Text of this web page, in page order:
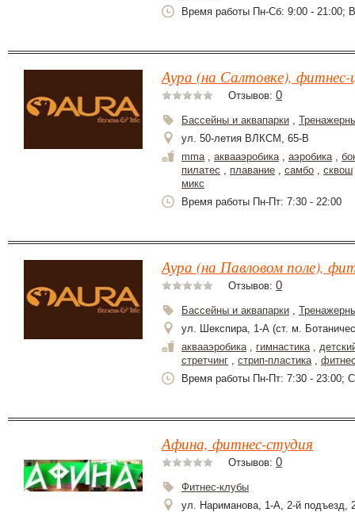
Время работы Пн-Сб: 9:00 - 21:00;
Аура (на Салтовке),
Отзывов: 0
Бассейны и аквапарки ,
ул. 50-летия ВЛКСМ, 65-В
mma, аквааэробика, аэробика,
пилатес , плавание , самбо , сквош
микс
Время работы Пн-Пт: 7:30 - 22:00
Аура (на Павловом поле),
Отзывов: 0
Бассейны и аквапарки ,
ул. Шекспира, 1-А (ст. м.
аквааэробика, гимнастика,
стретчинг , стрип-пластика,
Время работы Пн-Пт: 7:30 - 23:00;
Афина, фитнес-студия
Отзывов: 0
Фитнес-клубы
ул. Нариманова, 1-А, 2-й подъезд,